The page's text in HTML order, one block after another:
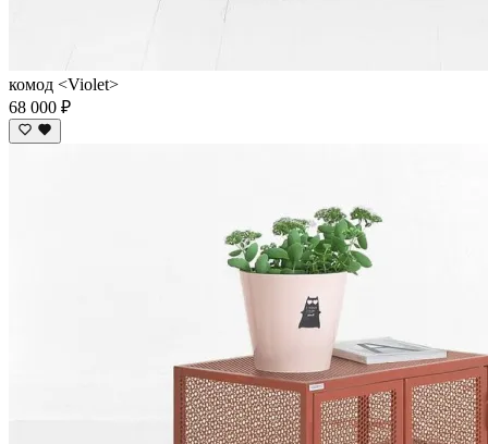
комод <Violet>
68 000 ₽